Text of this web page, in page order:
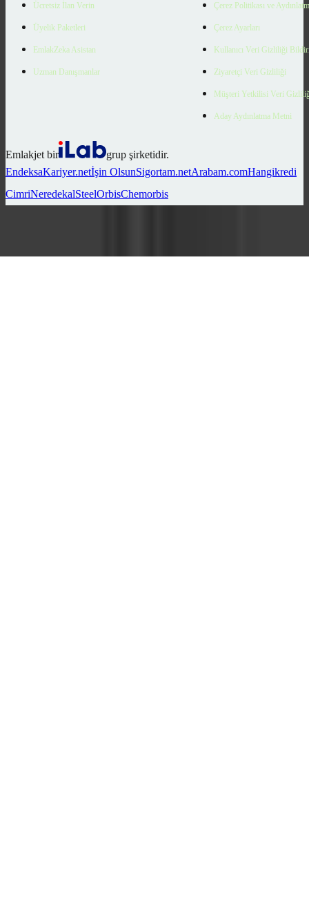
Ücretsiz İlan Verin
Üyelik Paketleri
EmlakZeka Asistan
Uzman Danışmanlar
Çerez Politikası ve
Çerez Ayarları
Kullanıcı Veri Gizliliği
Ziyaretçi Veri Gizliliği
Müşteri Yetkilisi Veri
Aday Aydınlatma Metni
Emlakjet bir
grup şirketidir.
EndeksaKariyer.netİşin OlsunSigortam.netArabam.comHangikredi
CimriNeredekalSteelOrbisChemorbis